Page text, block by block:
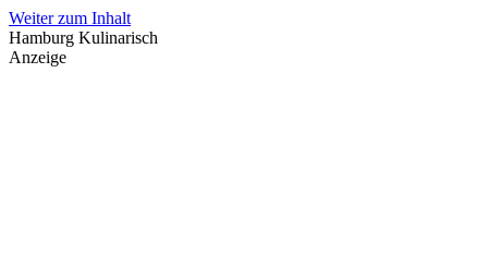
Weiter zum Inhalt
Hamburg Kulinarisch
Anzeige